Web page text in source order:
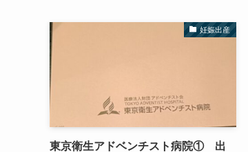
妊娠出産
東京衛生アドベンチスト病院① 出